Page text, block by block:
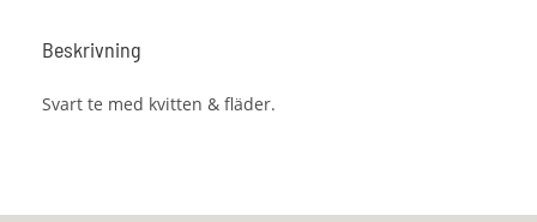
Beskrivning
Svart te med kvitten & fläder.